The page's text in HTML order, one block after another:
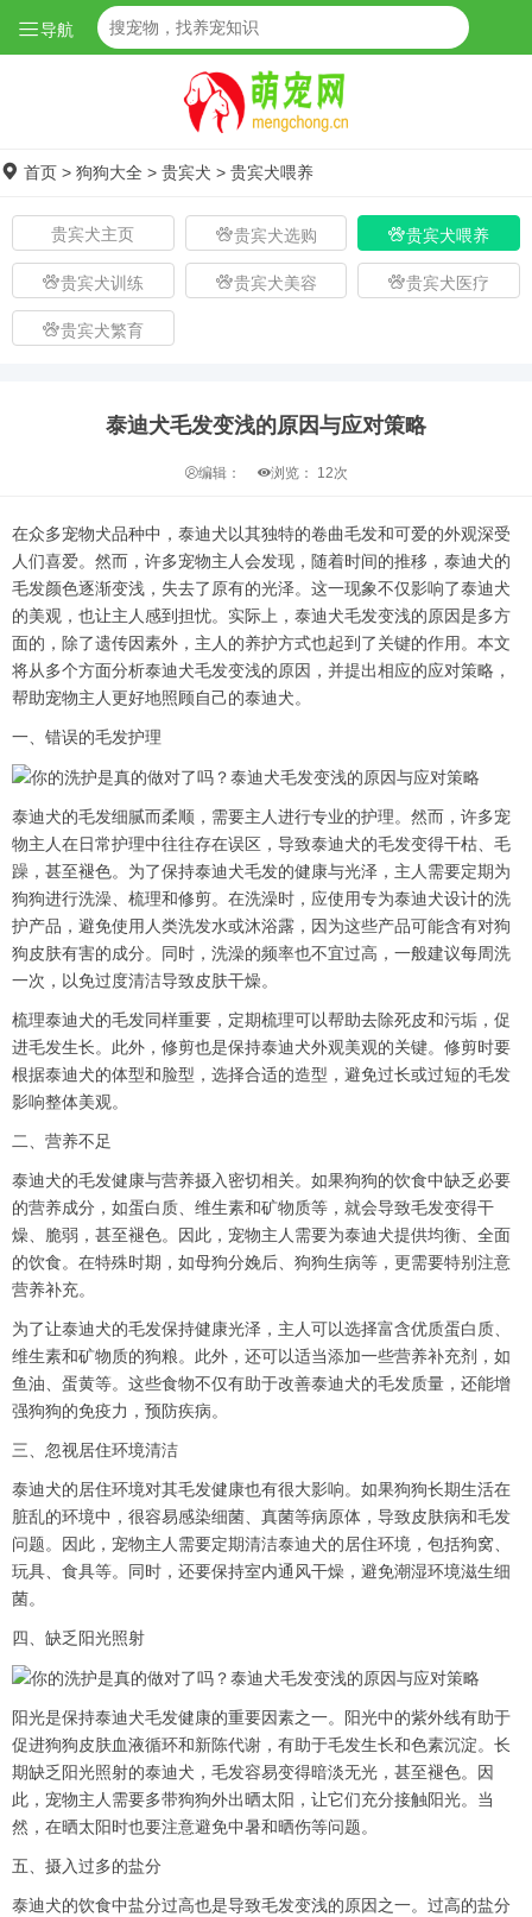
导航
首页 > 狗狗大全 > 贵宾犬 > 贵宾犬喂养
贵宾犬主页 贵宾犬选购 贵宾犬喂养
贵宾犬训练 贵宾犬美容 贵宾犬医疗
贵宾犬繁育
泰迪犬毛发变浅的原因与应对策略
编辑： 浏览： 12次
在众多宠物犬品种中，泰迪犬以其独特的卷曲毛发和可爱的外观深受
人们喜爱。然而，许多宠物主人会发现，随着时间的推移，泰迪犬的
毛发颜色逐渐变浅，失去了原有的光泽。这一现象不仅影响了泰迪犬
的美观，也让主人感到担忧。实际上，泰迪犬毛发变浅的原因是多方
面的，除了遗传因素外，主人的养护方式也起到了关键的作用。本文
将从多个方面分析泰迪犬毛发变浅的原因，并提出相应的应对策略，
帮助宠物主人更好地照顾自己的泰迪犬。
一、错误的毛发护理
泰迪犬的毛发细腻而柔顺，需要主人进行专业的护理。然而，许多宠
物主人在日常护理中往往存在误区，导致泰迪犬的毛发变得干枯、毛
躁，甚至褪色。为了保持泰迪犬毛发的健康与光泽，主人需要定期为
狗狗进行洗澡、梳理和修剪。在洗澡时，应使用专为泰迪犬设计的洗
护产品，避免使用人类洗发水或沐浴露，因为这些产品可能含有对狗
狗皮肤有害的成分。同时，洗澡的频率也不宜过高，一般建议每周洗
一次，以免过度清洁导致皮肤干燥。
梳理泰迪犬的毛发同样重要，定期梳理可以帮助去除死皮和污垢，促
进毛发生长。此外，修剪也是保持泰迪犬外观美观的关键。修剪时要
根据泰迪犬的体型和脸型，选择合适的造型，避免过长或过短的毛发
影响整体美观。
二、营养不足
泰迪犬的毛发健康与营养摄入密切相关。如果狗狗的饮食中缺乏必要
的营养成分，如蛋白质、维生素和矿物质等，就会导致毛发变得干
燥、脆弱，甚至褪色。因此，宠物主人需要为泰迪犬提供均衡、全面
的饮食。在特殊时期，如母狗分娩后、狗狗生病等，更需要特别注意
营养补充。
为了让泰迪犬的毛发保持健康光泽，主人可以选择富含优质蛋白质、
维生素和矿物质的狗粮。此外，还可以适当添加一些营养补充剂，如
鱼油、蛋黄等。这些食物不仅有助于改善泰迪犬的毛发质量，还能增
强狗狗的免疫力，预防疾病。
三、忽视居住环境清洁
泰迪犬的居住环境对其毛发健康也有很大影响。如果狗狗长期生活在
脏乱的环境中，很容易感染细菌、真菌等病原体，导致皮肤病和毛发
问题。因此，宠物主人需要定期清洁泰迪犬的居住环境，包括狗窝、
玩具、食具等。同时，还要保持室内通风干燥，避免潮湿环境滋生细
菌。
四、缺乏阳光照射
阳光是保持泰迪犬毛发健康的重要因素之一。阳光中的紫外线有助于
促进狗狗皮肤血液循环和新陈代谢，有助于毛发生长和色素沉淀。长
期缺乏阳光照射的泰迪犬，毛发容易变得暗淡无光，甚至褪色。因
此，宠物主人需要多带狗狗外出晒太阳，让它们充分接触阳光。当
然，在晒太阳时也要注意避免中暑和晒伤等问题。
五、摄入过多的盐分
泰迪犬的饮食中盐分过高也是导致毛发变浅的原因之一。过高的盐分